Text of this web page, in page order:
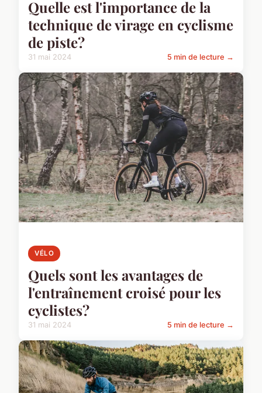
Quelle est l'importance de la
technique de virage en cyclisme
de piste?
31 mai 2024 5 min de lecture →
VÉLO
Quels sont les avantages de
l'entraînement croisé pour les
cyclistes?
31 mai 2024 5 min de lecture →